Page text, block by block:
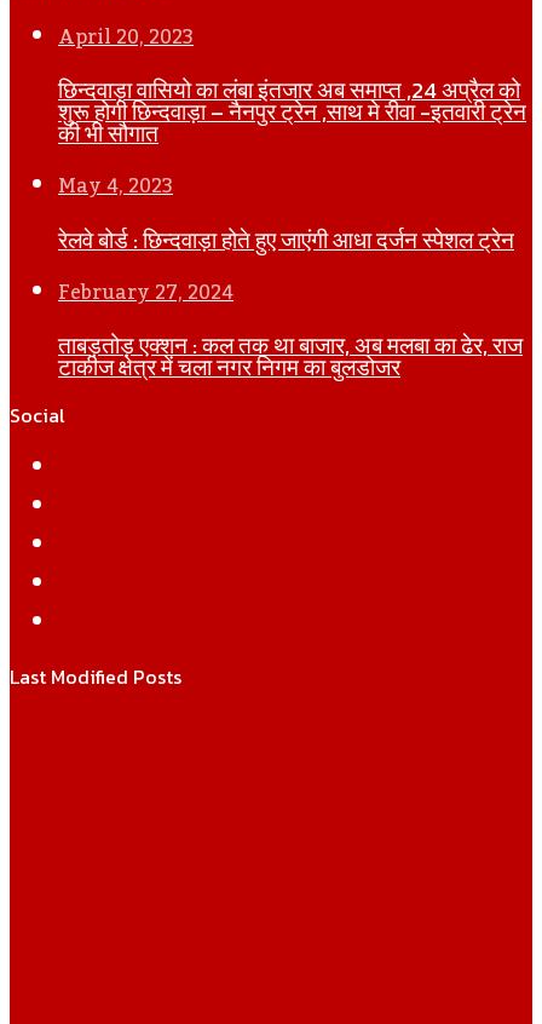
April 20, 2023
छिन्दवाड़ा वासियो का लंबा इंतजार अब समाप्त ,24 अप्रैल को
शुरू होगी छिन्दवाड़ा – नैनपुर ट्रेन ,साथ मे रीवा -इतवारी ट्रेन
की भी सौगात
May 4, 2023
रेलवे बोर्ड : छिन्दवाड़ा होते हुए जाएंगी आधा दर्जन स्पेशल ट्रेन
February 27, 2024
ताबड़तोड़ एक्शन : कल तक था बाजार, अब मलबा का ढेर, राज
टाकीज क्षेत्र में चला नगर निगम का बुलडोजर
Social
Last Modified Posts